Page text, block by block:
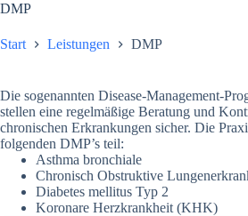
DMP
Start Leistungen DMP
Die sogenannten Disease-Management-
stellen eine regelmäßige Beratung und
chronischen Erkrankungen sicher. Die
folgenden DMP’s teil:
Asthma bronchiale
Chronisch Obstruktive
Diabetes mellitus Typ 2
Koronare Herzkrankheit (KHK)